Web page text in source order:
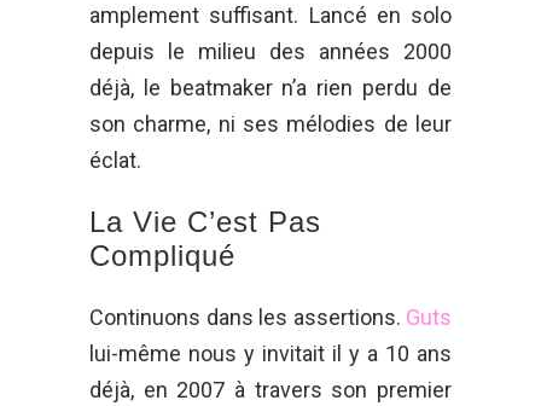
amplement suffisant. Lancé en solo
depuis le milieu des années 2000
déjà, le beatmaker n’a rien perdu de
son charme, ni ses mélodies de leur
éclat.
La Vie C’est Pas
Compliqué
Continuons dans les assertions. Guts
lui-même nous y invitait il y a 10 ans
déjà, en 2007 à travers son premier